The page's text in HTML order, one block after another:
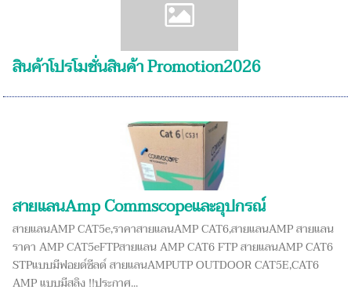
สินค้าโปรโมชั่นสินค้า Promotion2026
สายแลนAmp Commscopeและอุปกรณ์
สายแลนAMP CAT5e,ราคาสายแลนAMP CAT6,สายแลนAMP สายแลน
ราคา AMP CAT5eFTPสายแลน AMP CAT6 FTP สายแลนAMP CAT6
STPแบบมีฟอยด์ชีลด์ สายแลนAMPUTP OUTDOOR CAT5E,CAT6
AMP แบบมีสลิง !!ประกาศ...